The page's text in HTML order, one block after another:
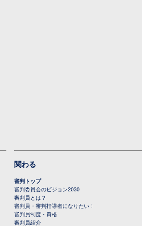
関わる
審判トップ
審判委員会のビジョン2030
審判員とは？
審判員・審判指導者になりたい！
審判員制度・資格
審判員紹介